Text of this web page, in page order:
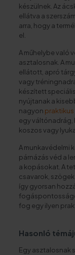
készülnek. Az
ellátva a
arra, hogy a
el.
A műhelybe való
asztalosnak. A
ellátott, apró
vagy
készített
nyújtanak a
nagyon
egy váltónadrág,
koszos vagy
A munkavédelmi
párnázás véd a
a kopásokat. A
csavarok,
így gyorsan
fog egy ilyen
Hasonló
Egy asztalosnak